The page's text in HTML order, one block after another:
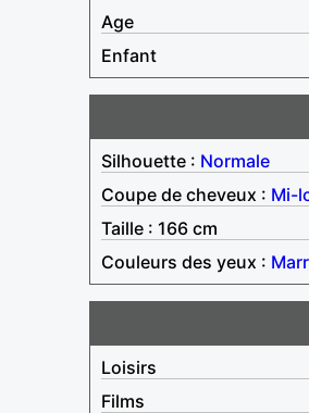
Age
Enfant
Silhouette : Normale
Coupe de cheveux : Mi-
Taille : 166 cm
Couleurs des yeux :
Loisirs
Films